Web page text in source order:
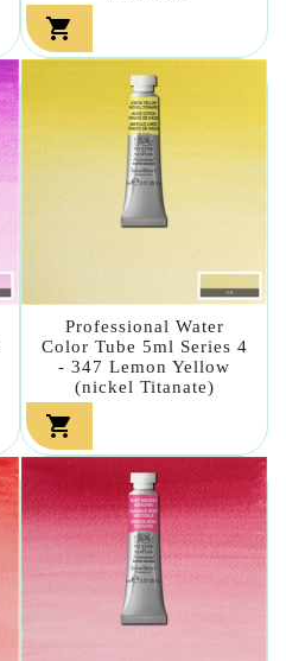

Professional Water
Color Tube 5ml Series 4
- 347 Lemon Yellow
(nickel Titanate)
